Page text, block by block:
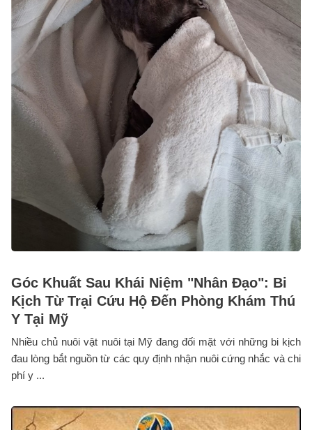
Góc Khuất Sau Khái Niệm "Nhân Đạo": Bi
Kịch Từ Trại Cứu Hộ Đến Phòng Khám Thú
Y Tại Mỹ
Nhiều chủ nuôi vật nuôi tại Mỹ đang đối mặt với những bi kịch
đau lòng bắt nguồn từ các quy định nhận nuôi cứng nhắc và chi
phí y ...